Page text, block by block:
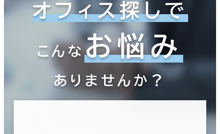
オフィス探しで
こんなお悩み
ありませんか？